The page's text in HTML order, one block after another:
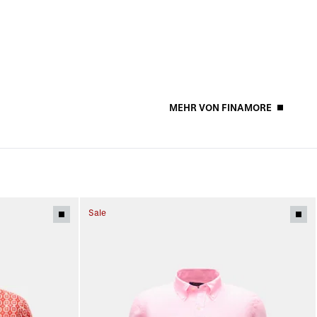
MEHR VON FINAMORE
Sale